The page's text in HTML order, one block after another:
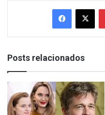
Facebook
X
Posts relacionados